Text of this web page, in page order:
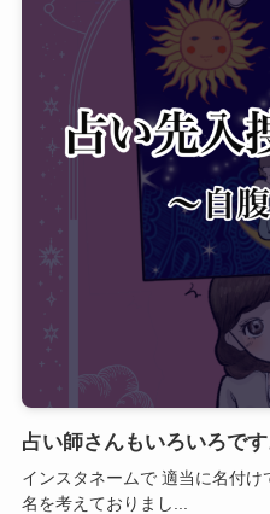
占い師さんもいろいろです
インスタネームで 適当に名付
名を考えておりまし...